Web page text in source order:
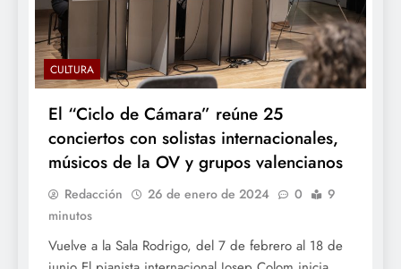
CULTURA
El “Ciclo de Cámara” reúne 25
conciertos con solistas internacionales,
músicos de la OV y grupos valencianos
Redacción 26 de enero de 2024 0
9
minutos
Vuelve a la Sala Rodrigo, del 7 de febrero al 18 de